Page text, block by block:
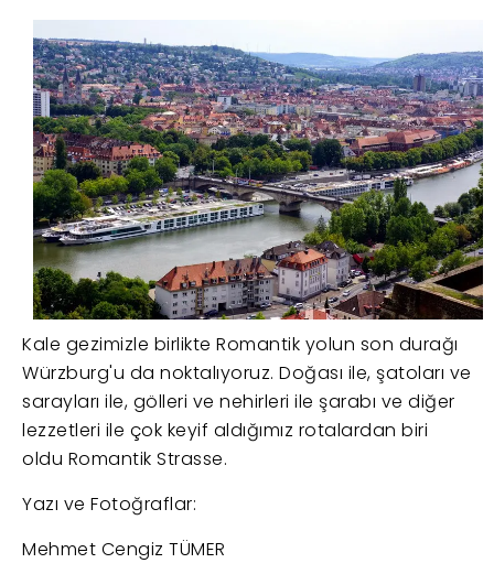
Kale gezimizle birlikte Romantik yolun son durağı
Würzburg'u da noktalıyoruz. Doğası ile, şatoları ve
sarayları ile, gölleri ve nehirleri ile şarabı ve diğer
lezzetleri ile çok keyif aldığımız rotalardan biri
oldu Romantik Strasse.
Yazı ve Fotoğraflar:
Mehmet Cengiz TÜMER